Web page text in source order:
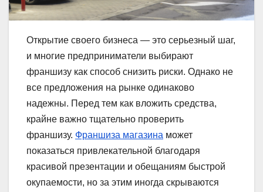
Открытие своего бизнеса — это серьезный шаг,
и многие предприниматели выбирают
франшизу как способ снизить риски. Однако не
все предложения на рынке одинаково
надежны. Перед тем как вложить средства,
крайне важно тщательно проверить
франшизу. Франшиза магазина может
показаться привлекательной благодаря
красивой презентации и обещаниям быстрой
окупаемости, но за этим иногда скрываются